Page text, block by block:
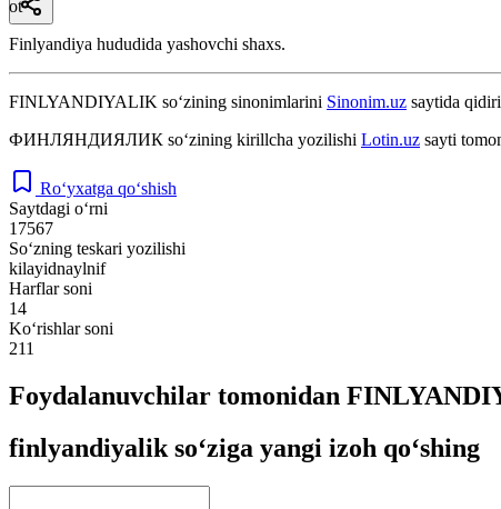
ot
Finlyandiya hududida yashovchi shaxs.
FINLYANDIYALIK so‘zining sinonimlarini Sinonim.uz saytida
ФИНЛЯНДИЯЛИК so‘zining kirillcha yozilishi Lotin.uz sayti
Ro‘yxatga qo‘shish
Saytdagi o‘rni
17567
So‘zning teskari yozilishi
kilayidnaylnif
Harflar soni
14
Ko‘rishlar soni
211
Foydalanuvchilar tomonidan
finlyandiyalik so‘ziga yangi izoh qo‘shing